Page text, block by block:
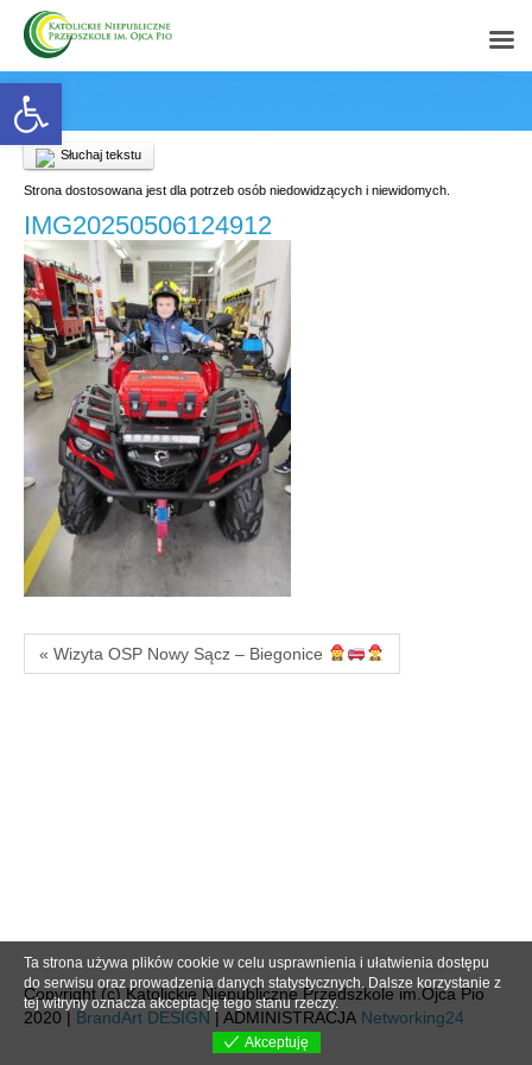
Open toolbar
Słuchaj tekstu
Strona dostosowana jest dla potrzeb osób niedowidzących i niewidomych.
IMG20250506124912
« Wizyta OSP Nowy Sącz – Biegonice
Copyright (c) Katolickie Niepubliczne Przedszkole im.Ojca Pio
2020 | BrandArt DESIGN | ADMINISTRACJA Networking24
Ta strona używa plików cookie w celu usprawnienia i ułatwienia dostępu
do serwisu oraz prowadzenia danych statystycznych. Dalsze korzystanie z
tej witryny oznacza akceptację tego stanu rzeczy.
Akceptuję